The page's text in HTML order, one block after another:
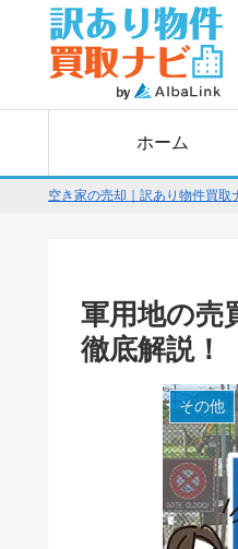
ホーム
空き家の売却｜訳あり物件買取
軍用地の売
徹底解説！
その他